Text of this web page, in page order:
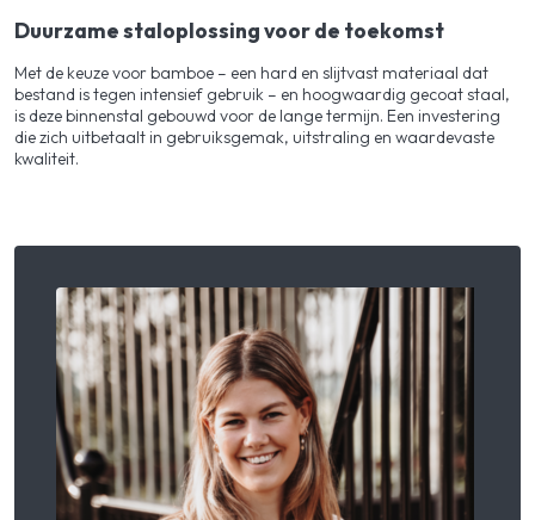
Duurzame staloplossing voor de toekomst
Met de keuze voor bamboe – een hard en slijtvast materiaal dat
bestand is tegen intensief gebruik – en hoogwaardig gecoat staal,
is deze binnenstal gebouwd voor de lange termijn. Een investering
die zich uitbetaalt in gebruiksgemak, uitstraling en waardevaste
kwaliteit.